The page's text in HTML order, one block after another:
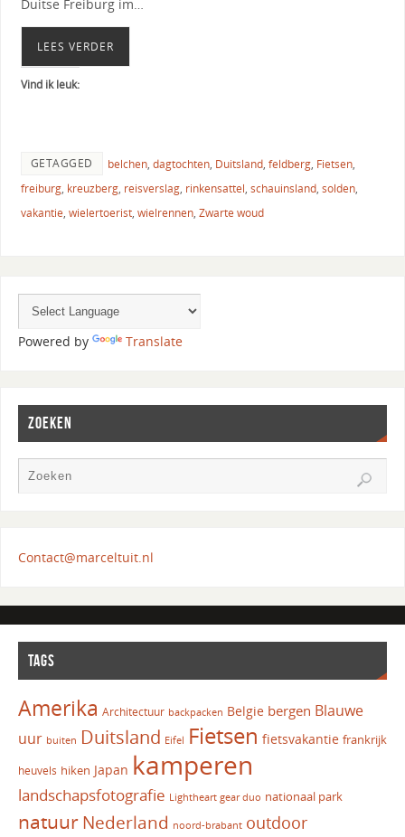
Duitse Freiburg im…
LEES VERDER
Vind ik leuk:
GETAGGED belchen, dagtochten, Duitsland, feldberg, Fietsen,
freiburg, kreuzberg, reisverslag, rinkensattel, schauinsland, solden,
vakantie, wielertoerist, wielrennen, Zwarte woud
Powered by Translate
ZOEKEN
Contact@marceltuit.nl
TAGS
Amerika Architectuur backpacken Belgie bergen Blauwe
uur buiten Duitsland Eifel Fietsen fietsvakantie frankrijk
heuvels hiken Japan kamperen
landschapsfotografie Lightheart gear duo nationaal park
natuur Nederland noord-brabant outdoor